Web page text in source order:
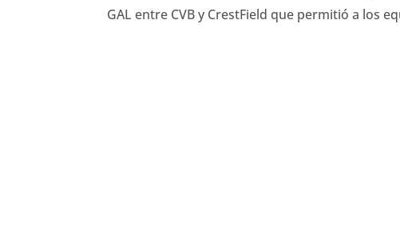
GAL entre CVB y CrestField que permitió a los